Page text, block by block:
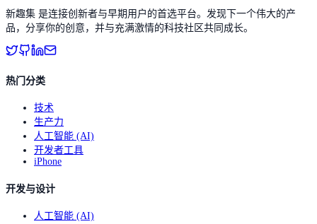
新趣集 是连接创新者与早期用户的首选平台。发现下一个伟大的产
品，分享你的创意，并与充满激情的科技社区共同成长。
热门分类
技术
生产力
人工智能 (AI)
开发者工具
iPhone
开发与设计
人工智能 (AI)